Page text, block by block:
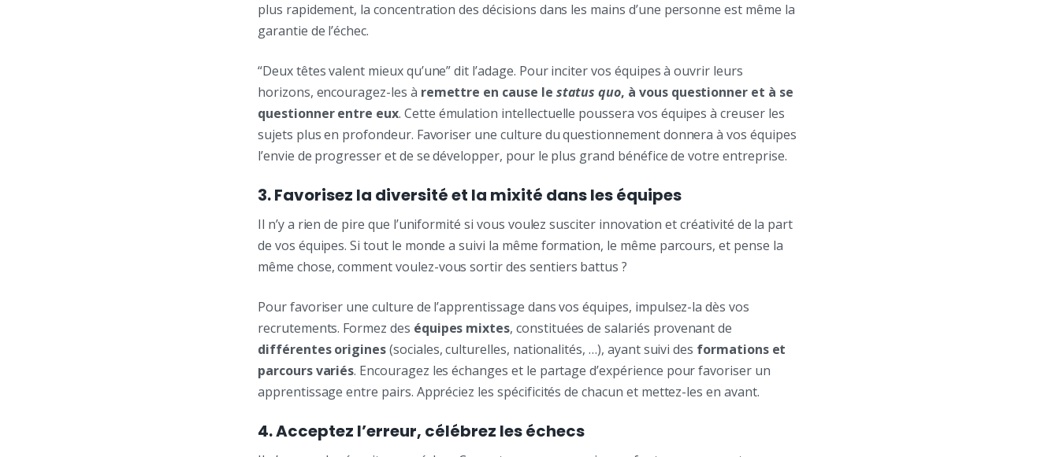
plus rapidement, la concentration des décisions dans les mains d’une personne est même la
garantie de l’échec.
“Deux têtes valent mieux qu’une” dit l’adage. Pour inciter vos équipes à ouvrir leurs
horizons, encouragez-les à remettre en cause le status quo, à vous questionner et à se
questionner entre eux. Cette émulation intellectuelle poussera vos équipes à creuser les
sujets plus en profondeur. Favoriser une culture du questionnement donnera à vos équipes
l’envie de progresser et de se développer, pour le plus grand bénéfice de votre entreprise.
3. Favorisez la diversité et la mixité dans les équipes
Il n’y a rien de pire que l’uniformité si vous voulez susciter innovation et créativité de la part
de vos équipes. Si tout le monde a suivi la même formation, le même parcours, et pense la
même chose, comment voulez-vous sortir des sentiers battus ?
Pour favoriser une culture de l’apprentissage dans vos équipes, impulsez-la dès vos
recrutements. Formez des équipes mixtes, constituées de salariés provenant de
différentes origines(sociales, culturelles, nationalités, …), ayant suivi des formations et
parcours variés. Encouragez les échanges et le partage d’expérience pour favoriser un
apprentissage entre pairs. Appréciez les spécificités de chacun et mettez-les en avant.
4. Acceptez l’erreur, célébrez les échecs